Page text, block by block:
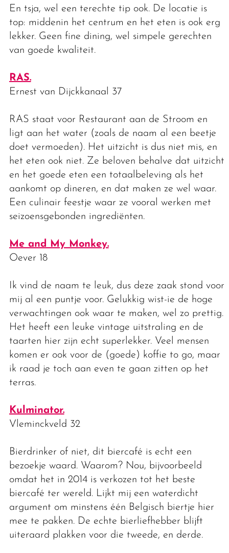
En tsja, wel een terechte tip ook. De locatie is
top: middenin het centrum en het eten is ook erg
lekker. Geen fine dining, wel simpele gerechten
van goede kwaliteit.
RAS.
Ernest van Dijckkanaal 37
RAS staat voor Restaurant aan de Stroom en
ligt aan het water (zoals de naam al een beetje
doet vermoeden). Het uitzicht is dus niet mis, en
het eten ook niet. Ze beloven behalve dat uitzicht
en het goede eten een totaalbeleving als het
aankomt op dineren, en dat maken ze wel waar.
Een culinair feestje waar ze vooral werken met
seizoensgebonden ingrediënten.
Me and My Monkey.
Oever 18
Ik vind de naam te leuk, dus deze zaak stond voor
mij al een puntje voor. Gelukkig wist-ie de hoge
verwachtingen ook waar te maken, wel zo prettig.
Het heeft een leuke vintage uitstraling en de
taarten hier zijn echt superlekker. Veel mensen
komen er ook voor de (goede) koffie to go, maar
ik raad je toch aan even te gaan zitten op het
terras.
Kulminator.
Vleminckveld 32
Bierdrinker of niet, dit biercafé is echt een
bezoekje waard. Waarom? Nou, bijvoorbeeld
omdat het in 2014 is verkozen tot het beste
biercafé ter wereld. Lijkt mij een waterdicht
argument om minstens één Belgisch biertje hier
mee te pakken. De echte bierliefhebber blijft
uiteraard plakken voor die tweede, en derde.